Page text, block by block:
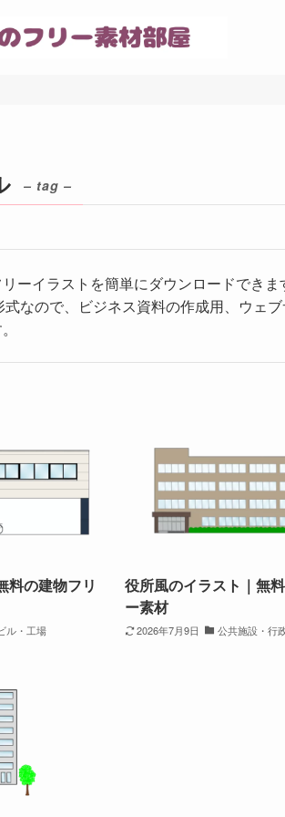
– tag –
ーイラストを簡単にダウンロードできま
なので、ビジネス資料の作成用、ウェ
料の建物フリ
ル・工場
役所風のイラスト｜無
ー素材
2026年7月9日 公共施設・行